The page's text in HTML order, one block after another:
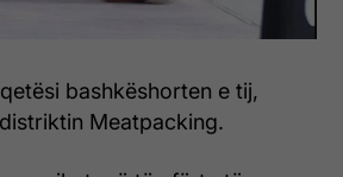
bashkëshorten e tij,
Meatpacking.